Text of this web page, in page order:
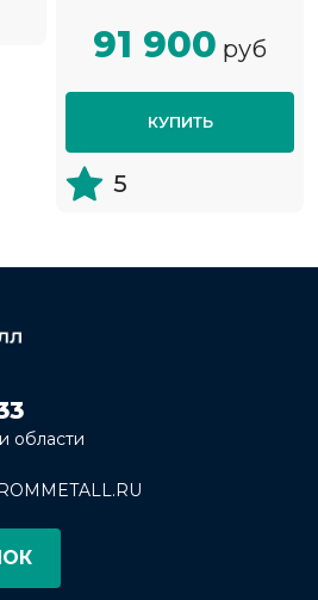
91 900 руб
КУПИТЬ
5
области